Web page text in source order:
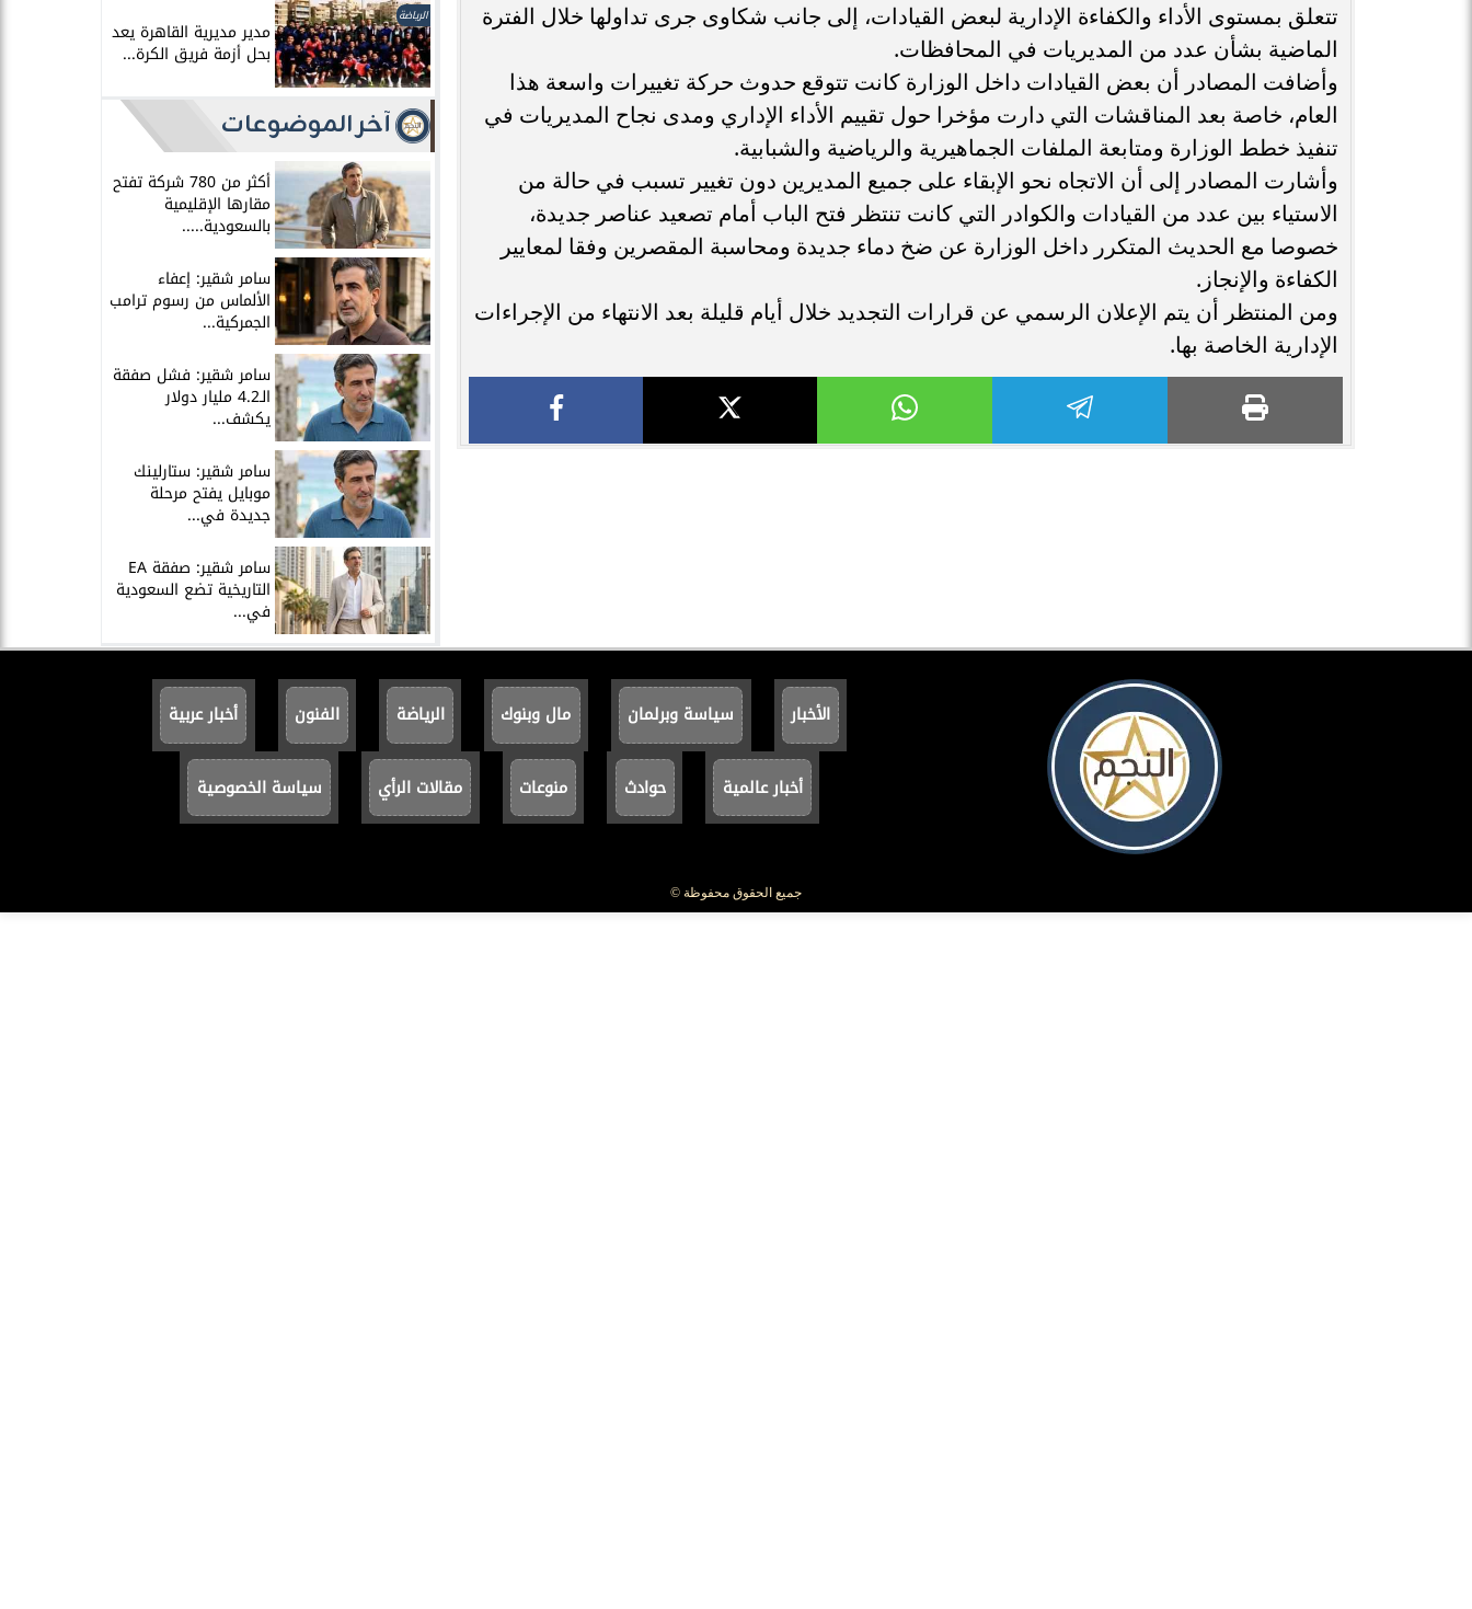
تتعلق بمستوى الأداء والكفاءة الإدارية لبعض القيادات، إلى جانب شكاوى جرى تداولها خلال الفترة
الماضية بشأن عدد من المديريات في المحافظات.
وأضافت المصادر أن بعض القيادات داخل الوزارة كانت تتوقع حدوث حركة تغييرات واسعة هذا
العام، خاصة بعد المناقشات التي دارت مؤخرا حول تقييم الأداء الإداري ومدى نجاح المديريات في
تنفيذ خطط الوزارة ومتابعة الملفات الجماهيرية والرياضية والشبابية.
وأشارت المصادر إلى أن الاتجاه نحو الإبقاء على جميع المديرين دون تغيير تسبب في حالة من
الاستياء بين عدد من القيادات والكوادر التي كانت تنتظر فتح الباب أمام تصعيد عناصر جديدة،
خصوصا مع الحديث المتكرر داخل الوزارة عن ضخ دماء جديدة ومحاسبة المقصرين وفقا لمعايير
الكفاءة والإنجاز.
ومن المنتظر أن يتم الإعلان الرسمي عن قرارات التجديد خلال أيام قليلة بعد الانتهاء من الإجراءات
الإدارية الخاصة بها.
الرياضة
مدير مديرية القاهرة يعد
بحل أزمة فريق الكرة...
آخر الموضوعات
أكثر من 780 شركة تفتح
مقارها الإقليمية
بالسعودية.....
سامر شقير: إعفاء
الألماس من رسوم ترامب
الجمركية...
سامر شقير: فشل صفقة
الـ4.2 مليار دولار
يكشف...
سامر شقير: ستارلينك
موبايل يفتح مرحلة
جديدة في...
سامر شقير: صفقة EA
التاريخية تضع السعودية
في...
الأخبار سياسة وبرلمان مال وبنوك الرياضة الفنون أخبار عربية
أخبار عالمية حوادث منوعات مقالات الرأي سياسة الخصوصية
جميع الحقوق محفوظة ©